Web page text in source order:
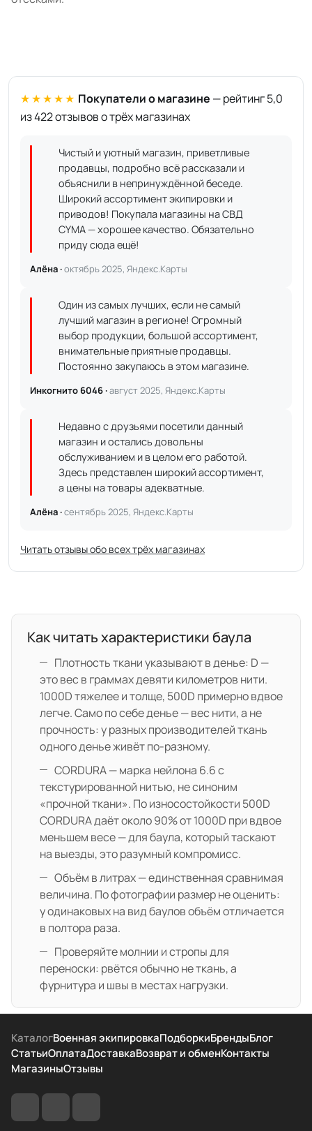
★★★★★ Покупатели о магазине — рейтинг 5,0
из 422 отзывов о трёх магазинах
Чистый и уютный магазин, приветливые
продавцы, подробно всё рассказали и
объяснили в непринуждённой беседе.
Широкий ассортимент экипировки и
приводов! Покупала магазины на СВД
CYMA — хорошее качество. Обязательно
приду сюда ещё!
Алёна ·октябрь 2025, Яндекс.Карты
Один из самых лучших, если не самый
лучший магазин в регионе! Огромный
выбор продукции, большой ассортимент,
внимательные приятные продавцы.
Постоянно закупаюсь в этом магазине.
Инкогнито 6046 ·август 2025, Яндекс.Карты
Недавно с друзьями посетили данный
магазин и остались довольны
обслуживанием и в целом его работой.
Здесь представлен широкий ассортимент,
а цены на товары адекватные.
Алёна ·сентябрь 2025, Яндекс.Карты
Читать отзывы обо всех трёх магазинах
Как читать характеристики баула
Плотность ткани указывают в денье: D —
это вес в граммах девяти километров нити.
1000D тяжелее и толще, 500D примерно вдвое
легче. Само по себе денье — вес нити, а не
прочность: у разных производителей ткань
одного денье живёт по-разному.
CORDURA — марка нейлона 6.6 с
текстурированной нитью, не синоним
«прочной ткани». По износостойкости 500D
CORDURA даёт около 90% от 1000D при вдвое
меньшем весе — для баула, который таскают
на выезды, это разумный компромисс.
Объём в литрах — единственная сравнимая
величина. По фотографии размер не оценить:
у одинаковых на вид баулов объём отличается
в полтора раза.
Проверяйте молнии и стропы для
переноски: рвётся обычно не ткань, а
фурнитура и швы в местах нагрузки.
КаталогВоенная экипировкаПодборкиБрендыБлог
СтатьиОплатаДоставкаВозврат и обменКонтакты
МагазиныОтзывы